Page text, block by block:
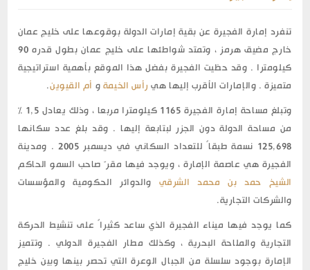
تنفرد إمارة الفجيرة عن بقية إمارات الدولة بوقوعها على خليج عمان
خارج مضيق هرمز ، وتمتد شواطئها على خليج عمان بطول قدره 90
كيلومترا . وقد حظيت الفجيرة بفضل هذا الموقع بأهمية استراتيجية
متميزة . والإمارات الأقرب إليها هي رأس الخيمةو أم القيوين.
وتبلغ مساحة إمارة الفجيرة 1165 كيلومترا مربعا ، وذلك يعادل 1,5 %
من مساحة الدولة دون الجزر لبتابعة إليها . وقد بلغ عدد سكانها
125,698 نسمة طبقاً للتعداد السكاني في ديسمبر 2005 . ومدينة
الفجيرة هي عاصمة الإمارة ، ويوجد فيها مقرّ صاحب السمو الحاكم
الشيخ حمد بن محمد الشرقي والدوائر الحكومية والمؤسسات
والشركات التجارية.
كما يوجد فيها ميناء الفجيرة الذي ساعد كثيراً على تنشيط الحركة
التجارية والملاحة البحرية ، وكذلك مطار الفجيرة الدولي . وتتميز
الإمارة بوجود سلسلة من الجبال الوعرة التي تحصر بينها وبين خليج